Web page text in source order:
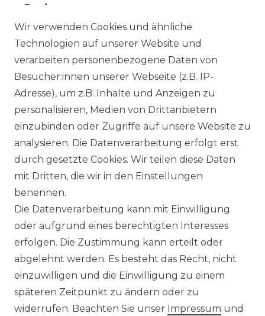
Preis
EUR EUR
FILTER
Impressum Daten­schutz­erklärung
Wir verwenden Cookies und ähnliche
Technologien auf unserer Website und
verarbeiten personenbezogene Daten von
Besucher:innen unserer Webseite (z.B. IP-
Adresse), um z.B. Inhalte und Anzeigen zu
personalisieren, Medien von Drittanbietern
einzubinden oder Zugriffe auf unsere Website zu
analysieren. Die Datenverarbeitung erfolgt erst
durch gesetzte Cookies. Wir teilen diese Daten
mit Dritten, die wir in den Einstellungen
benennen.
Die Datenverarbeitung kann mit Einwilligung
oder aufgrund eines berechtigten Interesses
erfolgen. Die Zustimmung kann erteilt oder
abgelehnt werden. Es besteht das Recht, nicht
einzuwilligen und die Einwilligung zu einem
späteren Zeitpunkt zu ändern oder zu
widerrufen. Beachten Sie unser Impressum und